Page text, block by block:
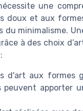
une
doux et aux
minimalisme.
à des choix
d'art aux formes
apporter